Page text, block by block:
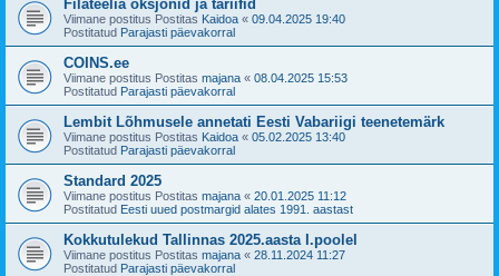
Filateelia oksjonid ja tariifid
Viimane postitus Postitas Kaidoa « 09.04.2025 19:40
Postitatud Parajasti päevakorral
COINS.ee
Viimane postitus Postitas majana « 08.04.2025 15:53
Postitatud Parajasti päevakorral
Lembit Lõhmusele annetati Eesti Vabariigi teenetemärk
Viimane postitus Postitas Kaidoa « 05.02.2025 13:40
Postitatud Parajasti päevakorral
Standard 2025
Viimane postitus Postitas majana « 20.01.2025 11:12
Postitatud Eesti uued postmargid alates 1991. aastast
Kokkutulekud Tallinnas 2025.aasta I.poolel
Viimane postitus Postitas majana « 28.11.2024 11:27
Postitatud Parajasti päevakorral